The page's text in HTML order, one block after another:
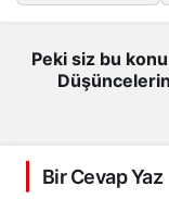
Peki siz bu
Bir Cevap Yaz